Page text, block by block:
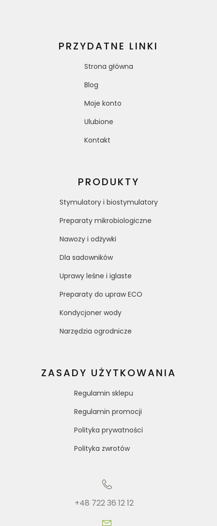
PRZYDATNE LINKI
Strona główna
Blog
Moje konto
Ulubione
Kontakt
PRODUKTY
Stymulatory i biostymulatory
Preparaty mikrobiologiczne
Nawozy i odżywki
Dla sadowników
Uprawy leśne i iglaste
Preparaty do upraw ECO
Kondycjoner wody
Narzędzia ogrodnicze
ZASADY UŻYTKOWANIA
Regulamin sklepu
Regulamin promocji
Polityka prywatności
Polityka zwrotów
+48 722 36 12 12